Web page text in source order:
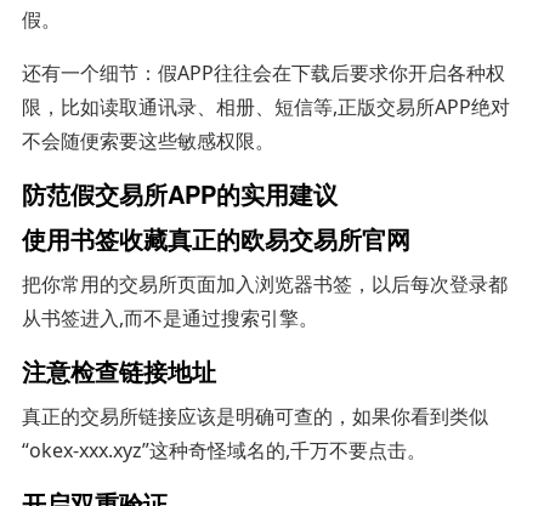
假。
还有一个细节：假APP往往会在下载后要求你开启各种权
限，比如读取通讯录、相册、短信等,正版交易所APP绝对
不会随便索要这些敏感权限。
防范假交易所APP的实用建议
使用书签收藏真正的欧易交易所官网
把你常用的交易所页面加入浏览器书签，以后每次登录都
从书签进入,而不是通过搜索引擎。
注意检查链接地址
真正的交易所链接应该是明确可查的，如果你看到类似
“okex-xxx.xyz”这种奇怪域名的,千万不要点击。